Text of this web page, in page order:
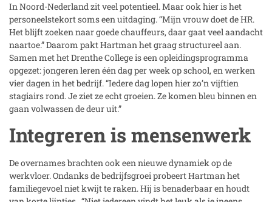
In Noord-Nederland zit veel potentieel. Maar ook hier is het
personeelstekort soms een uitdaging. “Mijn vrouw doet de HR.
Het blijft zoeken naar goede chauffeurs, daar gaat veel aandacht
naartoe.” Daarom pakt Hartman het graag structureel aan.
Samen met het Drenthe College is een opleidingsprogramma
opgezet: jongeren leren één dag per week op school, en werken
vier dagen in het bedrijf. “Iedere dag lopen hier zo’n vijftien
stagiairs rond. Je ziet ze echt groeien. Ze komen bleu binnen en
gaan volwassen de deur uit.”
Integreren is mensenwerk
De overnames brachten ook een nieuwe dynamiek op de
werkvloer. Ondanks de bedrijfsgroei probeert Hartman het
familiegevoel niet kwijt te raken. Hij is benaderbaar en houdt